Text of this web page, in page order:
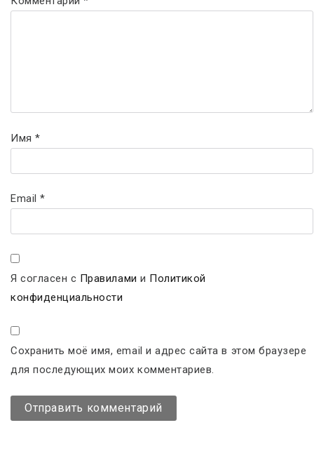
Имя*
Email*
Я согласен с Правилами и Политикой
конфиденциальности
Сохранить моё имя, email и адрес сайта в этом браузере
для последующих моих комментариев.